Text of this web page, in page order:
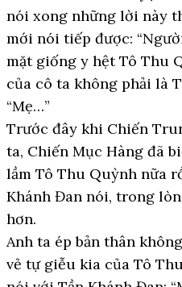
nói xong những lời này
mới nói tiếp được:
mặt giống y hệt Tô Thu
của cô ta không phải là
“Mẹ…”
Trước đây khi Chiến
ta, Chiến Mục Hàng đã
lầm Tô Thu Quỳnh nữa
Khánh Đan nói, trong
hơn.
Anh ta ép bản thân
vẻ tự giễu kia của Tô